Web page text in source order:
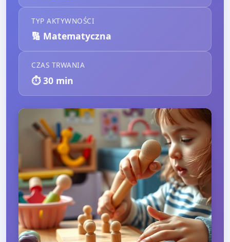
TYP AKTYWNOŚCI
🔢 Matematyczna
CZAS TRWANIA
⏱️30 min